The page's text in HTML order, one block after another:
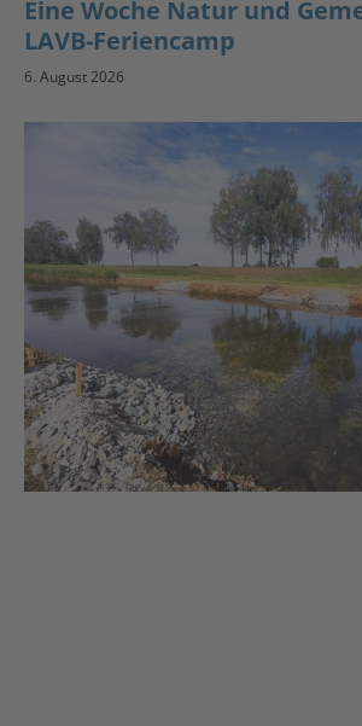
Eine Woche Natur und
LAVB-Feriencamp
6. August 2026